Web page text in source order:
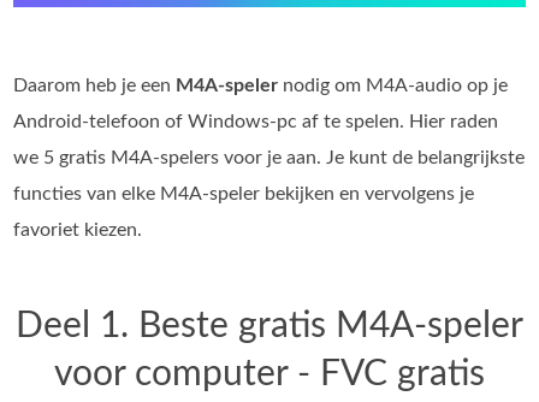
Daarom heb je een M4A‑speler nodig om M4A-audio op je
Android-telefoon of Windows-pc af te spelen. Hier raden
we 5 gratis M4A-spelers voor je aan. Je kunt de belangrijkste
functies van elke M4A-speler bekijken en vervolgens je
favoriet kiezen.
Deel 1. Beste gratis M4A-speler
voor computer - FVC gratis